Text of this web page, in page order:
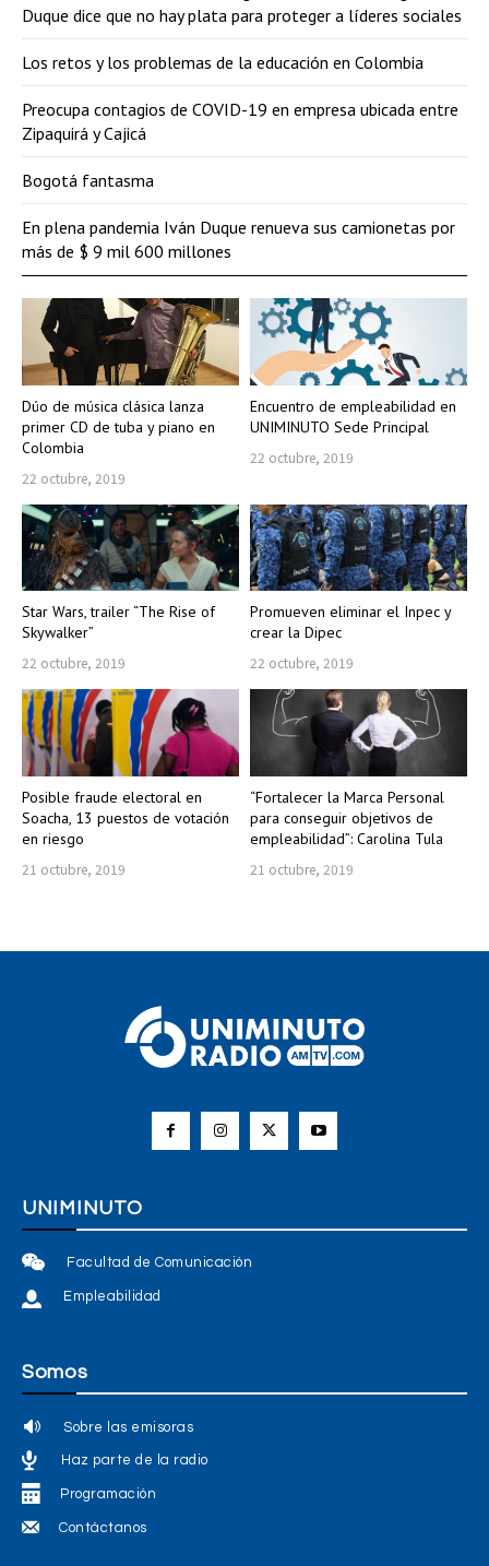
Dúo de música clásica lanza
primer CD de tuba y piano en
Colombia
22 octubre, 2019
Encuentro de empleabilidad en
UNIMINUTO Sede Principal
22 octubre, 2019
Star Wars, trailer “The Rise of
Skywalker”
22 octubre, 2019
Promueven eliminar el Inpec y
crear la Dipec
22 octubre, 2019
Posible fraude electoral en
Soacha, 13 puestos de votación
en riesgo
21 octubre, 2019
“Fortalecer la Marca Personal
para conseguir objetivos de
empleabilidad”: Carolina Tula
21 octubre, 2019
Duque dice que no hay plata para proteger a líderes sociales
Los retos y los problemas de la educación en Colombia
Preocupa contagios de COVID-19 en empresa ubicada entre
Zipaquirá y Cajicá
Bogotá fantasma
En plena pandemia Iván Duque renueva sus camionetas por
más de $ 9 mil 600 millones
UNIMINUTO
Facultad de Comunicación
Empleabilidad
Somos
Sobre las emisoras
Haz parte de la radio
Programación
Contáctanos